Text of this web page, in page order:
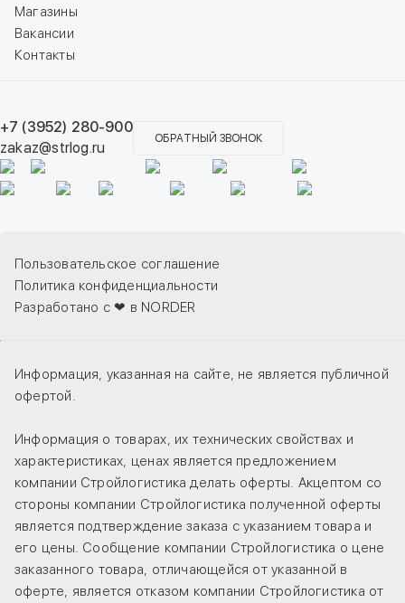
Магазины
Вакансии
Контакты
+7 (3952) 280-900
zakaz@strlog.ru
ОБРАТНЫЙ ЗВОНОК
Пользовательское соглашение
Политика конфиденциальности
Разработано с ❤ в NORDER
Информация, указанная на сайте, не является публичной
офертой.
Информация о товарах, их технических свойствах и
характеристиках, ценах является предложением
компании Стройлогистика делать оферты. Акцептом со
стороны компании Стройлогистика полученной оферты
является подтверждение заказа с указанием товара и
его цены. Сообщение компании Стройлогистика о цене
заказанного товара, отличающейся от указанной в
оферте, является отказом компании Стройлогистика от